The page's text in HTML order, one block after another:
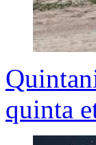
quinta